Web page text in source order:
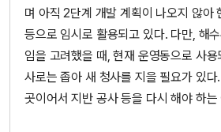
며 아직 2단계 개발 계획이 나오지 않아
등으로 임시로 활용되고 있다. 다만, 해
임을 고려했을 때, 현재 운영동으로 사
사로는 좁아 새 청사를 지을 필요가 있
곳이어서 지반 공사 등을 다시 해야 하는